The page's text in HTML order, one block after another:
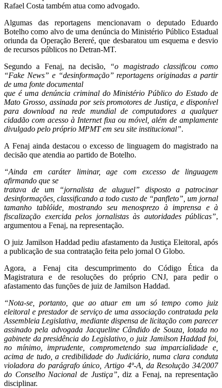
Rafael Costa também atua como advogado.
Algumas das reportagens mencionavam o deputado Eduardo
Botelho como alvo de uma denúncia do Ministério Público Estadual
oriunda da Operação Bereré, que desbaratou um esquema e desvio
de recursos públicos no Detran-MT.
Segundo a Fenaj, na decisão,
“o magistrado classificou como
“Fake News” e “desinformação” reportagens originadas a partir
de uma fonte documental
que é uma denúncia criminal do Ministério Público do Estado de
Mato Grosso, assinada por seis promotores de Justiça, e disponível
para download na rede mundial de computadores a qualquer
cidadão com acesso à Internet fixa ou móvel, além de amplamente
divulgado pelo próprio MPMT em seu site institucional”.
A Fenaj ainda destacou o excesso de linguagem do magistrado na
decisão que atendia ao partido de Botelho.
“Ainda em caráter liminar, age com excesso de linguagem
afirmando que se
tratava de um “jornalista de aluguel” disposto a patrocinar
desinformações, classificando a todo custo de “panfleto”, um jornal
tamanho tablóide, mostrando seu menosprezo à imprensa e à
fiscalização exercida pelos jornalistas às autoridades públicas”,
argumentou a Fenaj, na representação.
O juiz Jamilson Haddad pediu afastamento da Justiça Eleitoral, após
a publicação de sua contratação feita pelo jornal O Globo.
Agora, a Fenaj cita descumprimento do Código Ética da
Magistratura e de resoluções do próprio CNJ, para pedir o
afastamento das funções de juiz de Jamilson Haddad.
“Nota-se, portanto, que ao atuar em um só tempo como juiz
eleitoral e prestador de serviço de uma associação contratada pela
Assembleia Legislativa, mediante dispensa de licitação com parecer
assinado pela advogada Jacqueline Cândido de Souza, lotada no
gabinete da presidência do Legislativo, o juiz Jamilson Haddad foi,
no mínimo, imprudente, comprometendo sua imparcialidade e,
acima de tudo, a credibilidade do Judiciário, numa clara conduta
violadora do parágrafo único, Artigo 4º-A, da Resolução 34/2007
do Conselho Nacional de Justiça”, diz a Fenaj, na representação
disciplinar.